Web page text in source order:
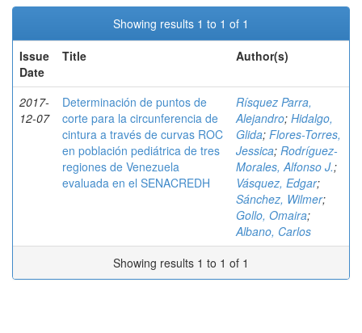
Showing results 1 to 1 of 1
Issue
Date
Title Author(s)
2017-
12-07
Determinación de puntos de
corte para la circunferencia de
cintura a través de curvas ROC
en población pediátrica de tres
regiones de Venezuela
evaluada en el SENACREDH
Rísquez Parra,
Alejandro; Hidalgo,
Glida; Flores-Torres,
Jessica; Rodríguez-
Morales, Alfonso J.;
Vásquez, Edgar;
Sánchez, Wilmer;
Gollo, Omaira;
Albano, Carlos
Showing results 1 to 1 of 1